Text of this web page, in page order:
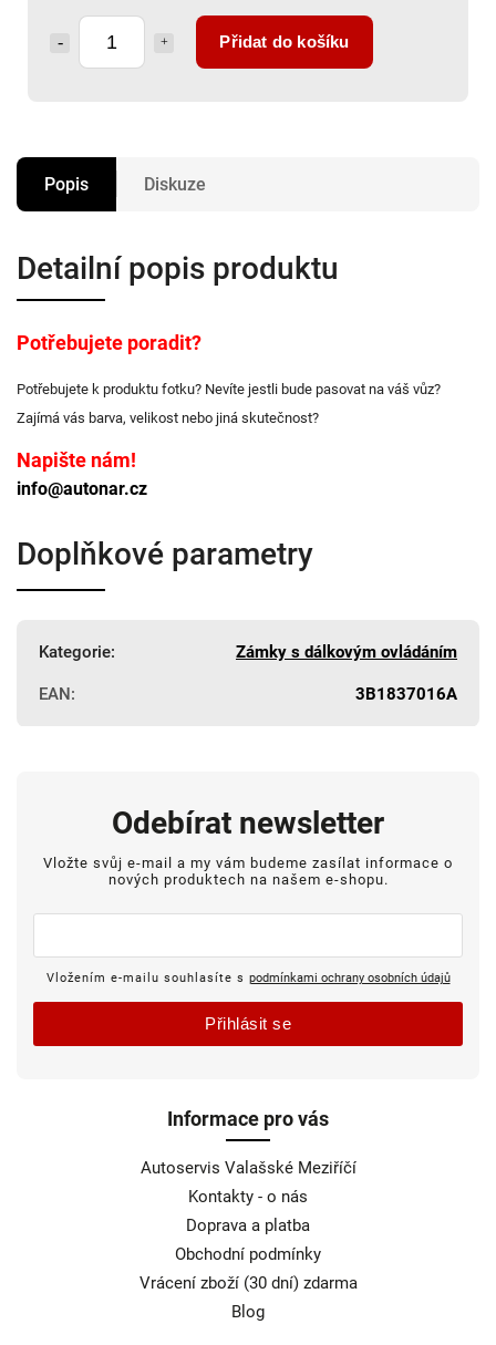
Přidat do košíku
Popis Diskuze
Detailní popis produktu
Potřebujete poradit?
Potřebujete k produktu fotku? Nevíte jestli bude pasovat na váš vůz?
Zajímá vás barva, velikost nebo jiná skutečnost?
Napište nám!
info@autonar.cz
Doplňkové parametry
Kategorie: Zámky s dálkovým ovládáním
EAN: 3B1837016A
Informace pro vás
Autoservis Valašské Meziříčí
Kontakty - o nás
Doprava a platba
Obchodní podmínky
Vrácení zboží (30 dní) zdarma
Blog
Odebírat newsletter
Vložte svůj e-mail a my vám budeme zasílat informace o
nových produktech na našem e-shopu.
Vložením e-mailu souhlasíte s podmínkami ochrany osobních údajů
Přihlásit se